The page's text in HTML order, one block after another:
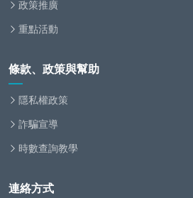
政策推廣
重點活動
條款、政策與幫助
隱私權政策
詐騙宣導
時數查詢教學
連絡方式